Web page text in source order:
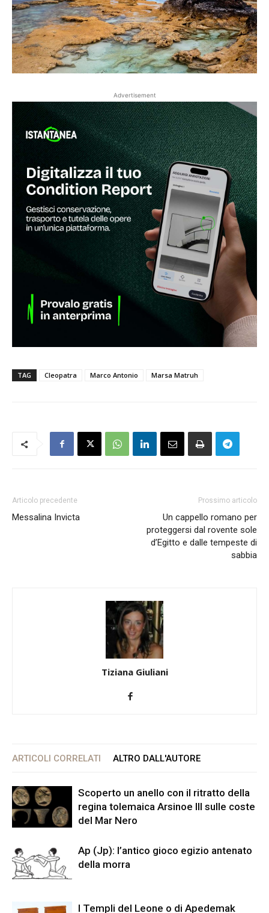
Advertisement
TAG Cleopatra Marco Antonio Marsa Matruh
Articolo precedente
Messalina Invicta
Prossimo articolo
Un cappello romano per
proteggersi dal rovente sole
d’Egitto e dalle tempeste di
sabbia
Tiziana Giuliani
ARTICOLI CORRELATI ALTRO DALL'AUTORE
Scoperto un anello con il ritratto della
regina tolemaica Arsinoe III sulle coste
del Mar Nero
Ap (Jp): l’antico gioco egizio antenato
della morra
I Templi del Leone o di Apedemak